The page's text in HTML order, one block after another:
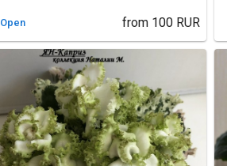
Open from 100 RUR